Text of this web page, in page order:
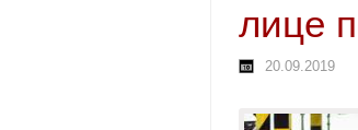
лице
20.09.2019